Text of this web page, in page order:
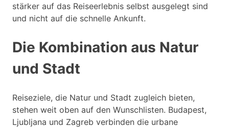
stärker auf das Reiseerlebnis selbst ausgelegt sind
und nicht auf die schnelle Ankunft.
Die Kombination aus Natur
und Stadt
Reiseziele, die Natur und Stadt zugleich bieten,
stehen weit oben auf den Wunschlisten. Budapest,
Ljubljana und Zagreb verbinden die urbane